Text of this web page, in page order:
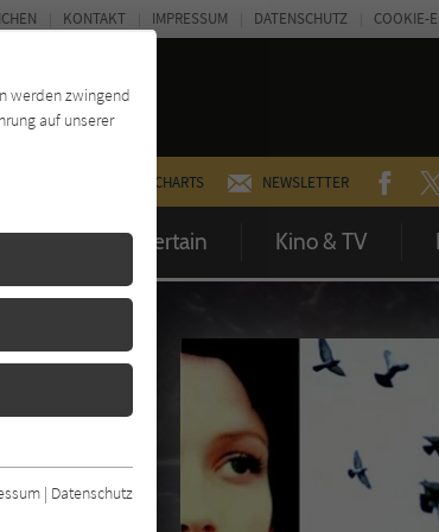
CHARTS NEWSLETTER
Entertain Kino & TV
KONTAKT IMPRESSUM DATENSCHUTZ COOKIE-
werden zwingend
auf unserer
Webseite
| Datenschutz